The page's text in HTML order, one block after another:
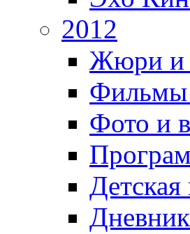
2012
Жюри и
Фильмы
Фото и